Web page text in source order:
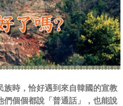
族時，恰好遇到來自韓國的宣教
們個個都說「普通話」，也能說